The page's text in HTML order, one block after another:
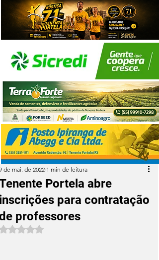
Portela abre
para contratação
professores
de mai. de 2022 1 min de leitura
Avaliado com NaN de 5 estrelas.